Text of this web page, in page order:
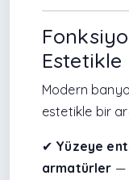
Estetikle
Modern
estetikle bir
✔ Yüzeye
armatürler —